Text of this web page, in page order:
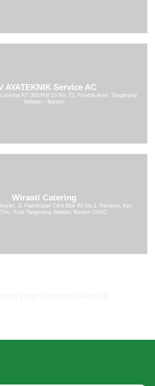
AYATEKNIK Service AC
RT 001/RW 10 No. 72, Pondok Aren, Tangerang
Selatan – Banten
Wirasti Catering
Jl. Flamboyan Citra Blok B3 No.1, Rempoa, Kec.
Kota Tangerang Selatan, Banten 15412